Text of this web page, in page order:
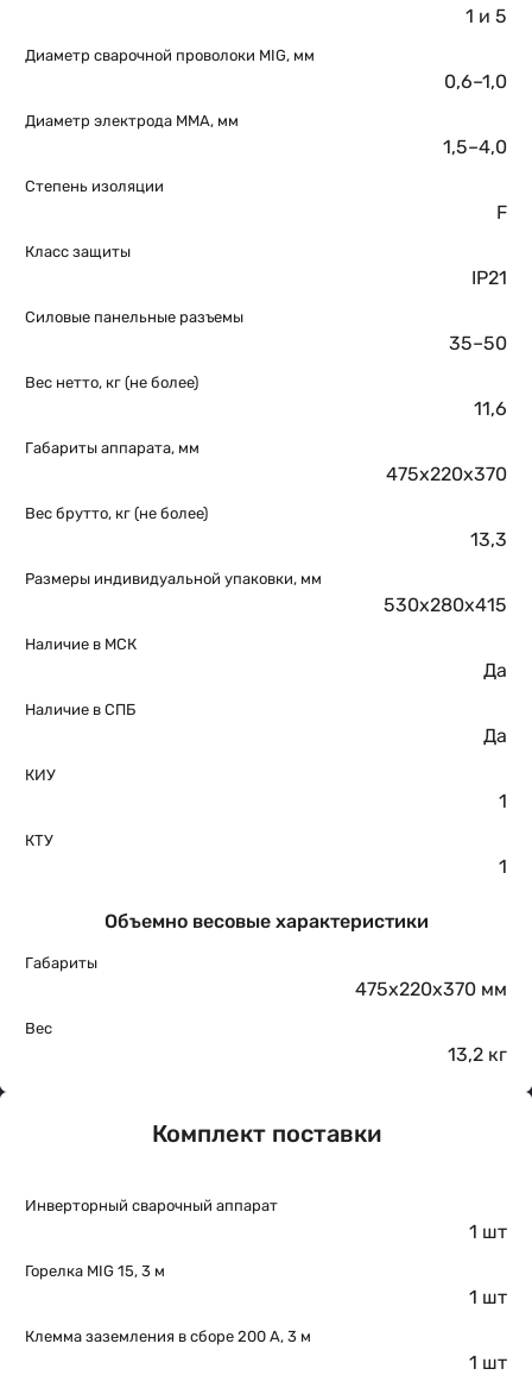
1 и 5
Диаметр сварочной проволоки MIG, мм
0,6–1,0
Диаметр электрода MMA, мм
1,5–4,0
Степень изоляции
F
Класс защиты
IP21
Силовые панельные разъемы
35–50
Вес нетто, кг (не более)
11,6
Габариты аппарата, мм
475х220х370
Вес брутто, кг (не более)
13,3
Размеры индивидуальной упаковки, мм
530х280х415
Наличие в МСК
Да
Наличие в СПБ
Да
КИУ
1
КТУ
1
Объемно весовые характеристики
Габариты
475х220х370 мм
Вес
13,2 кг
Комплект поставки
Инверторный сварочный аппарат
1 шт
Горелка MIG 15, 3 м
1 шт
Клемма заземления в сборе 200 А, 3 м
1 шт